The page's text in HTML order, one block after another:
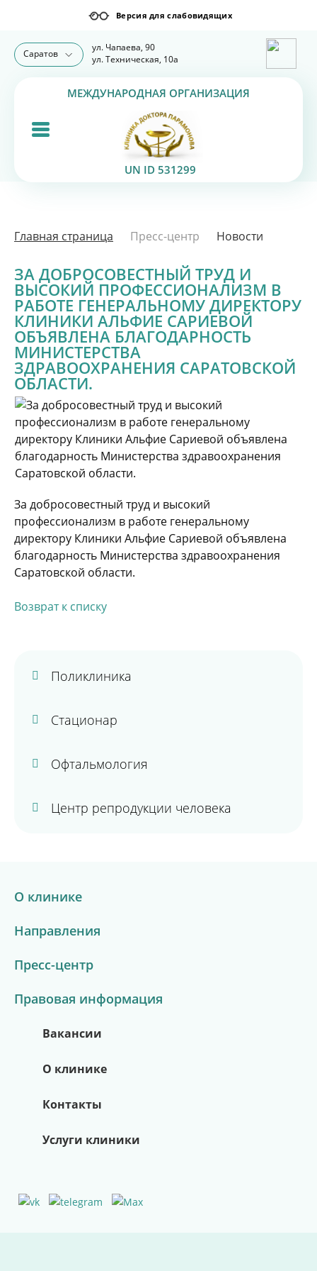
Саратов
ул. Чапаева, 90
ул. Техническая, 10а
МЕЖДУНАРОДНАЯ ОРГАНИЗАЦИЯ
UN ID 531299
Главная страница Пресс-центр Новости
ЗА ДОБРОСОВЕСТНЫЙ ТРУД И
ВЫСОКИЙ ПРОФЕССИОНАЛИЗМ В
РАБОТЕ ГЕНЕРАЛЬНОМУ ДИРЕКТОРУ
КЛИНИКИ АЛЬФИЕ САРИЕВОЙ
ОБЪЯВЛЕНА БЛАГОДАРНОСТЬ
МИНИСТЕРСТВА
ЗДРАВООХРАНЕНИЯ САРАТОВСКОЙ
ОБЛАСТИ.
За добросовестный труд и высокий
профессионализм в работе генеральному
директору Клиники Альфие Сариевой объявлена
благодарность Министерства здравоохранения
Саратовской области.
Возврат к списку
Поликлиника
Стационар
Офтальмология
Центр репродукции человека
О клинике
Направления
Пресс-центр
Правовая информация
Вакансии
О клинике
Контакты
Услуги клиники